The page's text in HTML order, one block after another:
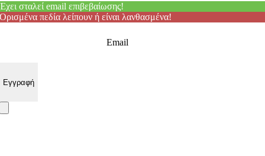
Έχει σταλεί email επιβεβαίωσης!
Ορισμένα πεδία λείπουν ή είναι λανθασμένα!
Email